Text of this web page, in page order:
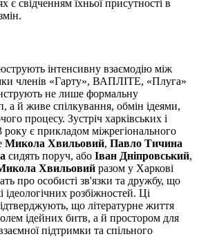
є свідченням їхньої присутності в
інтенсивну взаємодію між
членів «Гарту», ВАПЛІТЕ, «Плуга»
не лише формальну
а й живе спілкування, обмін ідеями,
процесу. Зустріч харківських і
року є прикладом міжрегіонального
Микола Хвильовий, Павло Тичина
сидять поруч, або Іван Дніпровський,
Хвильовий разом у Харкові
про особисті зв'язки та дружбу, що
розбіжностей. Ці
що літературне життя
ідейних битв, а й простором для
підтримки та спільного